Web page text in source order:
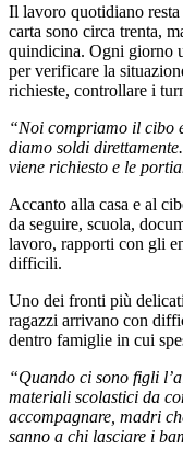
Il lavoro quotidiano
carta sono circa trenta,
quindicina. Ogni giorno
per verificare la
richieste, controllare i
“Noi compriamo il cibo
diamo soldi
viene richiesto e le
Accanto alla casa e al
da seguire, scuola,
lavoro, rapporti con gli
difficili.
Uno dei fronti più
ragazzi arrivano con
dentro famiglie in cui
“Quando ci sono figli
materiali scolastici da
accompagnare, madri
sanno a chi lasciare i